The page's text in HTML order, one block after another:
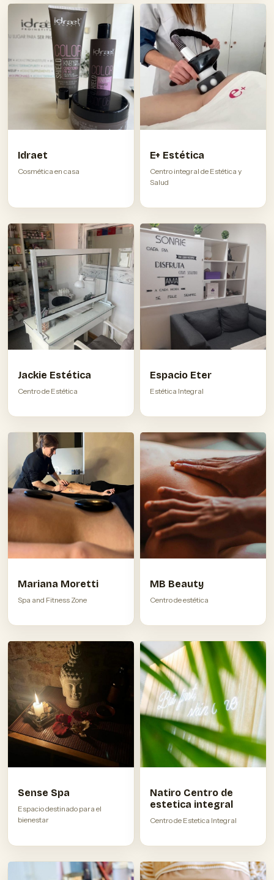
Idraet
Cosmética en casa
E+ Estética
Centro integral de Estética y
Salud
Jackie Estética
Centro de Estética
Espacio Eter
Estética Integral
Mariana Moretti
Spa and Fitness Zone
MB Beauty
Centro de estética
Sense Spa
Espacio destinado para el
bienestar
Natiro Centro de
estetica integral
Centro de Estetica Integral